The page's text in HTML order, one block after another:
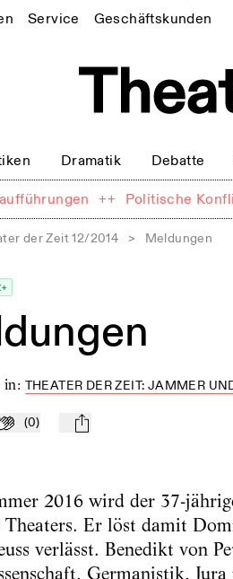
Service Geschäftskunden
Dramatik Debatte
++ Politische
der Zeit 12/2014 > Meldungen
in: THEATER DER ZEIT: JAMMER
hinzufügen
(0) mail
2016 wird der 37-
Theaters. Er löst damit
verlässt. Benedikt von
Germanistik, Jura